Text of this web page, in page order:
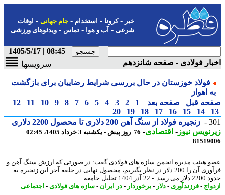
-کرونا-استخدام- جام جهانی-اوقات
شرعی-آب و هوا-تماس-ویدئوهای ورزشی
08:45 | 1405/5/17
فولادی - صفحه شانزدهم
سرویسها
فولاد خوزستان در حال بررسی شرایط رضاییان برای بازگشت
اهواز
قبل صفحه بعد 1
2
3
4
5
6
7
8
9
10
11
12
14
15
16
17
18
19
20
زنجیره فولاد از سنگ آهن 200 دلاری تا محصول 2200 دلاری
نیوز-اقتصادی-76 روز پیش - یکشنبه 3 خرداد 1405، 02:45
هیئت مدیره انجمن سازه های فولادی گفت: در صورتی که ارزش سنگ آهن و
فرآوری آن را 200 دلار در نظر بگیریم، محصول نهایی در حلقه آخر این زنجیره به
1404 تحلیل جامعه ...
-فرزندآوری - دلار-برخوردار-در ایران - سازه های فولادی-اجتماعی